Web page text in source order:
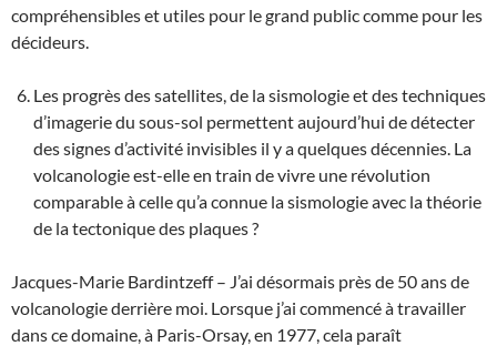
compréhensibles et utiles pour le grand public comme pour les
décideurs.
Les progrès des satellites, de la sismologie et des techniques
d’imagerie du sous-sol permettent aujourd’hui de détecter
des signes d’activité invisibles il y a quelques décennies. La
volcanologie est-elle en train de vivre une révolution
comparable à celle qu’a connue la sismologie avec la théorie
de la tectonique des plaques ?
Jacques-Marie Bardintzeff – J’ai désormais près de 50 ans de
volcanologie derrière moi. Lorsque j’ai commencé à travailler
dans ce domaine, à Paris-Orsay, en 1977, cela paraît